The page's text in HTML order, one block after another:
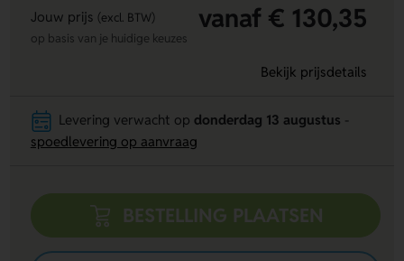
Jouw prijs (excl. BTW) vanaf € 130,35
op basis van je huidige keuzes
Bekijk prijsdetails
Levering verwacht op donderdag 13 augustus
spoedlevering op aanvraag
BESTELLING PLAATSEN